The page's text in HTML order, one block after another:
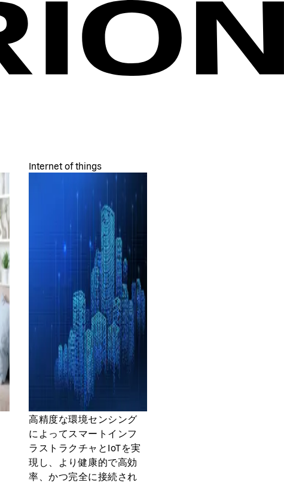
Internet of things
高精度な環境センシング
によってスマートインフ
ラストラクチャとIoTを実
現し、より健康的で高効
率、かつ完全に接続され